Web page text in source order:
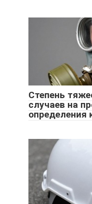
Степень
случаев на
определения